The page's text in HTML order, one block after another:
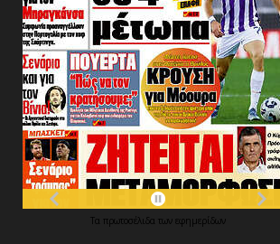
Τα πρωτοσέλιδα των εφημερίδων